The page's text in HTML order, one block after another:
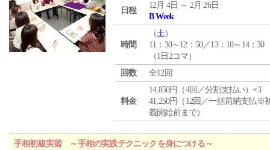
日程
12月 4日 ～ 2月 26日
B Week
時間
（土）
11：30～12：50／13：10～14：30
（1日2コマ）
回数
全12回
料金
14,850円（4回／分割支払い）×3
41,250円（12回／一括前納支払※
義開始前まで）
手相初級実習 ～手相の実践テクニックを身につける～